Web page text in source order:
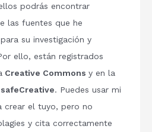
podrás encontrar
las fuentes que he
su investigación y
ello, están registrados
Creative Commons y en la
safeCreative. Puedes usar mi
crear el tuyo, pero no
y cita correctamente